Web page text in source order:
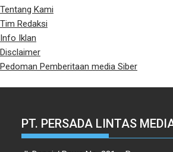
Tentang Kami
Tim Redaksi
Info Iklan
Disclaimer
Pedoman Pemberitaan media Siber
PT. PERSADA LINTAS